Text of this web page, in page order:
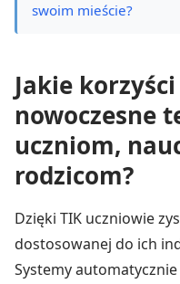
swoim mieście?
Jakie
nowoczesne
uczniom,
rodzicom?
Dzięki TIK uczniowie
dostosowanej do ich
Systemy